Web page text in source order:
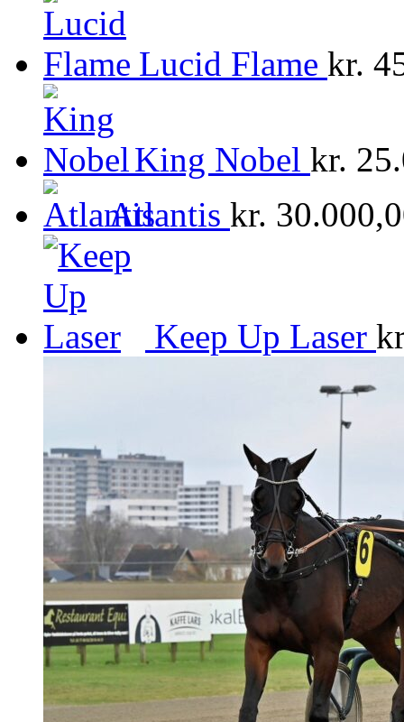
Lucid Flame kr.
King Nobel kr.
Atlantis kr.
Keep Up Laser